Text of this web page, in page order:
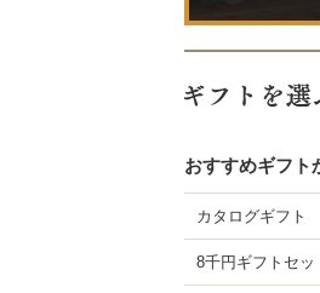
おすすめギフト
カタログギフト
8千円ギフトセッ